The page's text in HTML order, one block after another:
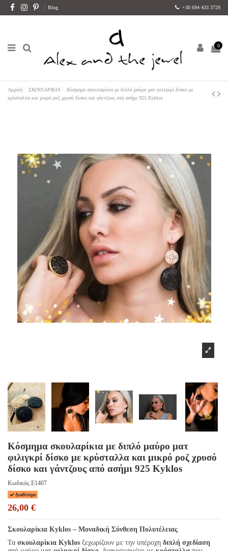
Blog +30 694 433 3729
0
Αρχική ΣΚΟΥΛΑΡΙΚΙΑ
Κόσμημα σκουλαρίκια με διπλό μαύρο ματ φιλιγκρί δίσκο με
κρύσταλλα και μικρό ροζ χρυσό δίσκο και γάντζους από ασήμι 925 Kyklos
Κόσμημα σκουλαρίκια με διπλό μαύρο ματ
φιλιγκρί δίσκο με κρύσταλλα και μικρό ροζ χρυσό
δίσκο και γάντζους από ασήμι 925 Kyklos
Κωδικός E1407
Διαθέσιμο
26,00 €
Σκουλαρίκια Kyklos – Μοναδική Σύνθεση Πολυτέλειας
Τα σκουλαρίκια Kyklos ξεχωρίζουν με την υπέροχη διπλή σχεδίαση